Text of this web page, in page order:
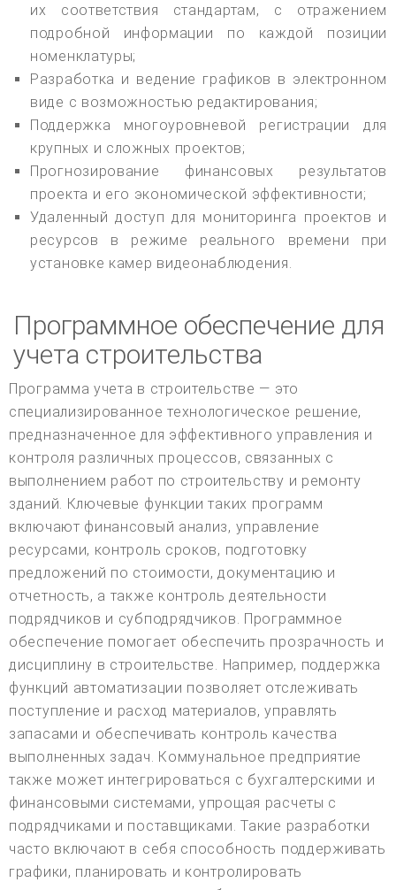
их соответствия стандартам, с отражением
подробной информации по каждой позиции
номенклатуры;
Разработка и ведение графиков в электронном
виде с возможностью редактирования;
Поддержка многоуровневой регистрации для
крупных и сложных проектов;
Прогнозирование финансовых результатов
проекта и его экономической эффективности;
Удаленный доступ для мониторинга проектов и
ресурсов в режиме реального времени при
установке камер видеонаблюдения.
Программное обеспечение для
учета строительства
Программа учета в строительстве — это
специализированное технологическое решение,
предназначенное для эффективного управления и
контроля различных процессов, связанных с
выполнением работ по строительству и ремонту
зданий. Ключевые функции таких программ
включают финансовый анализ, управление
ресурсами, контроль сроков, подготовку
предложений по стоимости, документацию и
отчетность, а также контроль деятельности
подрядчиков и субподрядчиков. Программное
обеспечение помогает обеспечить прозрачность и
дисциплину в строительстве. Например, поддержка
функций автоматизации позволяет отслеживать
поступление и расход материалов, управлять
запасами и обеспечивать контроль качества
выполненных задач. Коммунальное предприятие
также может интегрироваться с бухгалтерскими и
финансовыми системами, упрощая расчеты с
подрядчиками и поставщиками. Такие разработки
часто включают в себя способность поддерживать
графики, планировать и контролировать